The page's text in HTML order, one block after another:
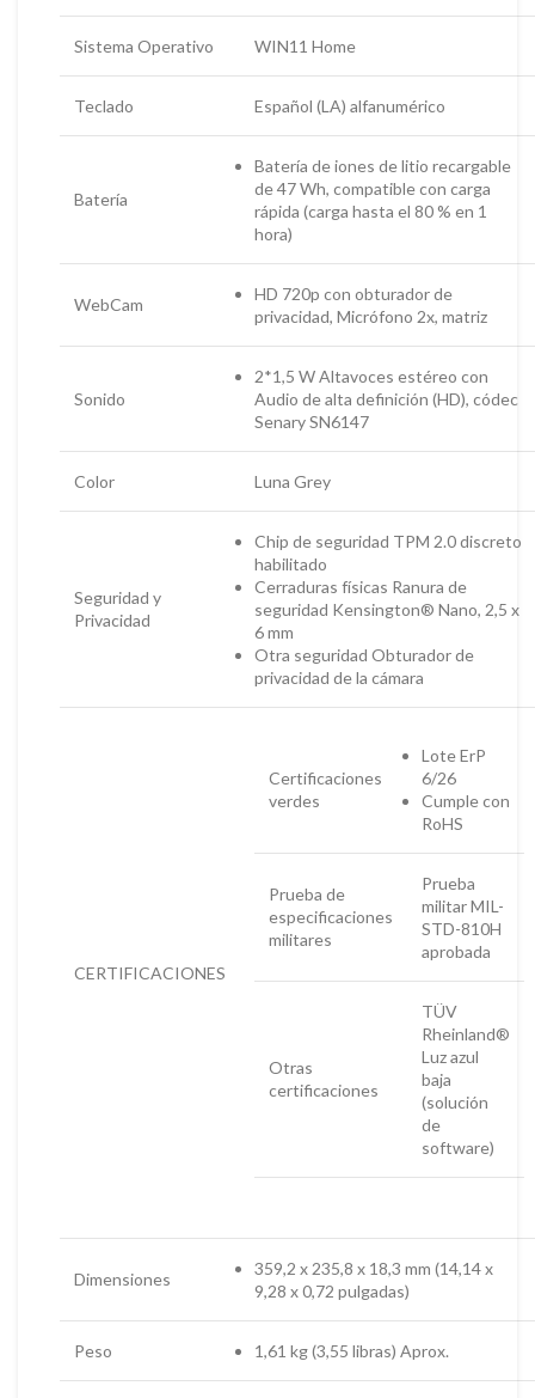
Sistema Operativo WIN11 Home
Teclado Español (LA) alfanumérico
Batería
Batería de iones de litio recargable
de 47 Wh, compatible con carga
rápida (carga hasta el 80 % en 1
hora)
WebCam
HD 720p con obturador de
privacidad, Micrófono 2x, matriz
Sonido
2*1,5 W Altavoces estéreo con
Audio de alta definición (HD), códec
Senary SN6147
Color Luna Grey
Seguridad y
Privacidad
Chip de seguridad TPM 2.0 discreto
habilitado
Cerraduras físicas Ranura de
seguridad Kensington® Nano, 2,5 x
6 mm
Otra seguridad Obturador de
privacidad de la cámara
CERTIFICACIONES
Certificaciones
verdes
Lote ErP
6/26
Cumple con
RoHS
Prueba de
especificaciones
militares
Prueba
militar MIL-
STD-810H
aprobada
Otras
certificaciones
TÜV
Rheinland®
Luz azul
baja
(solución
de
software)
Dimensiones
359,2 x 235,8 x 18,3 mm (14,14 x
9,28 x 0,72 pulgadas)
Peso 1,61 kg (3,55 libras) Aprox.